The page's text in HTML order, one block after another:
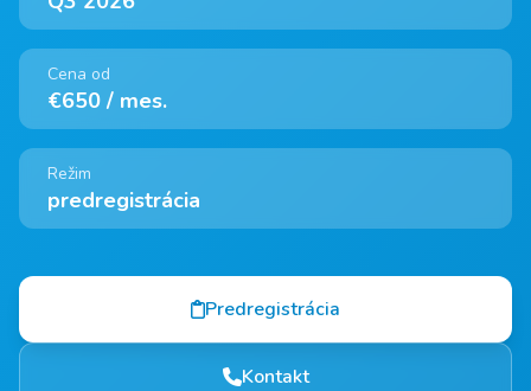
Cena od
€650 / mes.
Režim
predregistrácia
Predregistrácia
Kontakt